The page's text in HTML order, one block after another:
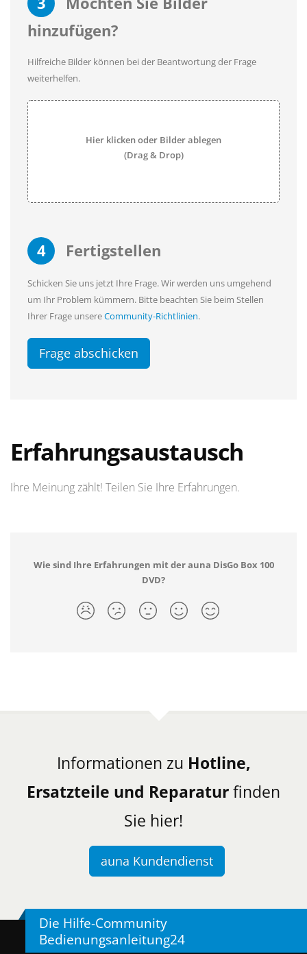
hinzufügen?
Hilfreiche Bilder können bei der Beantwortung der Frage
weiterhelfen.
Hier klicken oder Bilder ablegen
(Drag & Drop)
4 Fertigstellen
Schicken Sie uns jetzt Ihre Frage. Wir werden uns umgehend
um Ihr Problem kümmern. Bitte beachten Sie beim Stellen
Ihrer Frage unsereCommunity-Richtlinien.
Frage abschicken
Erfahrungsaustausch
Ihre Meinung zählt! Teilen Sie Ihre Erfahrungen.
Wie sind Ihre Erfahrungen mit der auna DisGo Box 100
DVD?
Informationen zu Hotline,
Ersatzteile und Reparaturfinden
Sie hier!
auna Kundendienst
Die Hilfe-Community
Bedienungsanleitung24